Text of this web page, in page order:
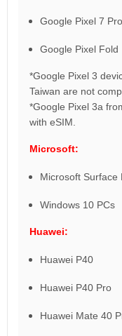
Google Pixel 7 Pro
Google Pixel Fold
*Google Pixel 3
Taiwan are not
*Google Pixel 3a
with eSIM.
Microsoft:
Microsoft Surface
Windows 10 PCs
Huawei:
Huawei P40
Huawei P40 Pro
Huawei Mate 40